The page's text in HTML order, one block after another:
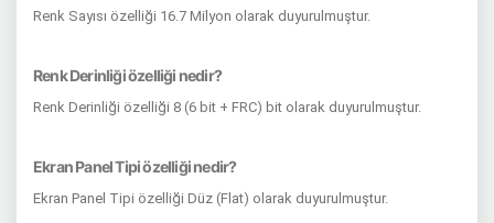
Renk Sayısı özelliği 16.7 Milyon olarak duyurulmuştur.
Renk Derinliği özelliği nedir?
Renk Derinliği özelliği 8 (6 bit + FRC) bit olarak duyurulmuştur.
Ekran Panel Tipi özelliği nedir?
Ekran Panel Tipi özelliği Düz (Flat) olarak duyurulmuştur.